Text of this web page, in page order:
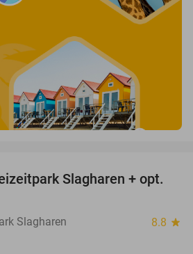
41%
Slagharen + opt.
Slagharen 8.8 star